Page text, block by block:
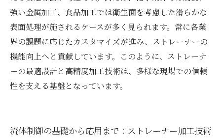
強い金属加工、食品加工では衛生面を考慮した滑らかな
表面処理が施されるケースが多く見られます。常に各業
界の課題に応じたカスタマイズが進み、ストレーナーの
機能向上へと貢献しています。このように、ストレーナ
ーの最適設計と高精度加工技術は、多様な現場での信頼
性を支える基盤となっています。
流体制御の基礎から応用まで：ストレーナー加工技術